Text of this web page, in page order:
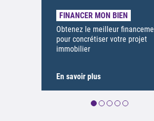
FINANCER MON BIEN
Obtenez le meilleur
pour concrétiser votre projet
immobilier
En savoir plus